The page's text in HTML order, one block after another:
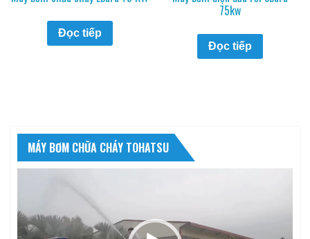
Đọc tiếp
75kw
Đọc tiếp
MÁY BƠM CHỮA CHÁY TOHATSU
Video